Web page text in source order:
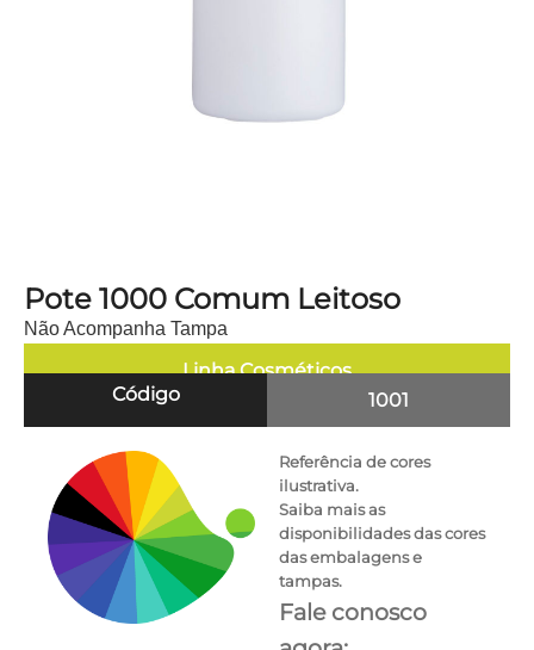
Pote 1000 Comum Leitoso
Não Acompanha Tampa
Linha Cosméticos
Código
1001
Referência de cores
ilustrativa.
Saiba mais as
disponibilidades das cores
das embalagens e
tampas.
Fale conosco